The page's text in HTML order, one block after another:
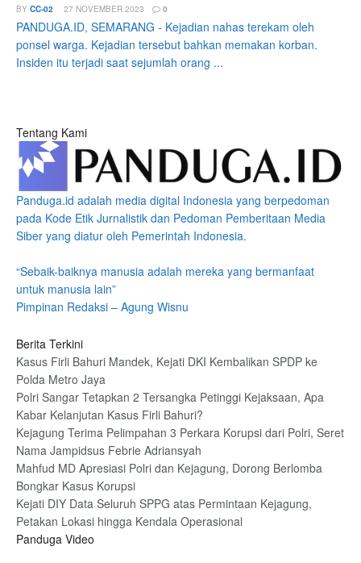
BY CC-02 27 NOVEMBER 2023 0
PANDUGA.ID, SEMARANG - Kejadian nahas terekam oleh
ponsel warga. Kejadian tersebut bahkan memakan korban.
Insiden itu terjadi saat sejumlah orang ...
Tentang Kami
Panduga.id adalah media digital Indonesia yang berpedoman
pada Kode Etik Jurnalistik dan Pedoman Pemberitaan Media
Siber yang diatur oleh Pemerintah Indonesia.
“Sebaik-baiknya manusia adalah mereka yang bermanfaat
untuk manusia lain”
Pimpinan Redaksi – Agung Wisnu
Berita Terkini
Kasus Firli Bahuri Mandek, Kejati DKI Kembalikan SPDP ke
Polda Metro Jaya
Polri Sangar Tetapkan 2 Tersangka Petinggi Kejaksaan, Apa
Kabar Kelanjutan Kasus Firli Bahuri?
Kejagung Terima Pelimpahan 3 Perkara Korupsi dari Polri, Seret
Nama Jampidsus Febrie Adriansyah
Mahfud MD Apresiasi Polri dan Kejagung, Dorong Berlomba
Bongkar Kasus Korupsi
Kejati DIY Data Seluruh SPPG atas Permintaan Kejagung,
Petakan Lokasi hingga Kendala Operasional
Panduga Video